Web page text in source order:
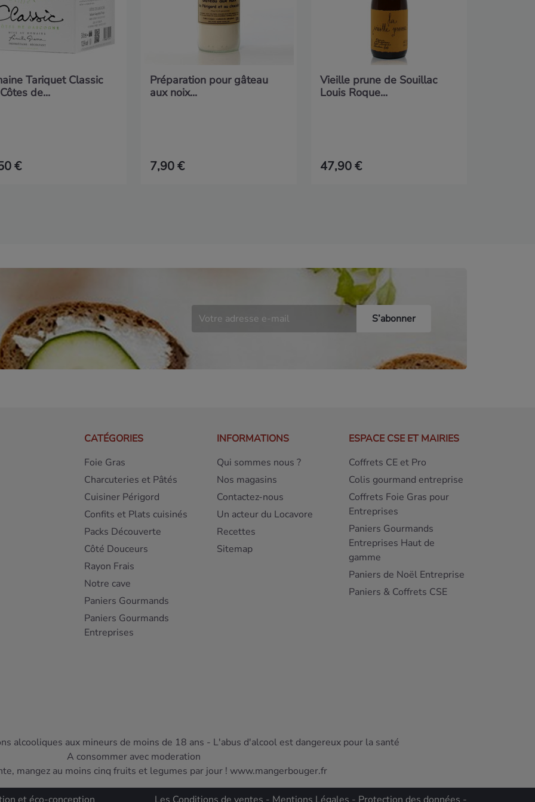
Tariquet Classic
de...
€
Préparation pour gâteau
aux noix...
7,90 €
Vieille prune de Souillac
Louis Roque...
47,90 €
CATÉGORIES
Foie Gras
Charcuteries et Pâtés
Cuisiner Périgord
Confits et Plats cuisinés
Packs Découverte
Côté Douceurs
Rayon Frais
Notre cave
Paniers Gourmands
Paniers Gourmands
Entreprises
INFORMATIONS
Qui sommes nous ?
Nos magasins
Contactez-nous
Un acteur du Locavore
Recettes
Sitemap
ESPACE CSE ET MAIRIES
Coffrets CE et Pro
Colis gourmand entreprise
Coffrets Foie Gras pour
Entreprises
Paniers Gourmands
Entreprises Haut de
gamme
Paniers de Noël Entreprise
Paniers & Coffrets CSE
alcooliques aux mineurs de moins de 18 ans - L'abus d'alcool est dangereux pour la santé
A consommer avec moderation
mangez au moins cinq fruits et legumes par jour ! www.mangerbouger.fr